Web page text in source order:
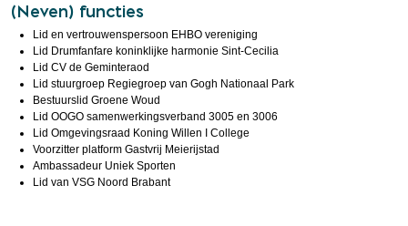
(Neven) functies
Lid en vertrouwenspersoon EHBO vereniging
Lid Drumfanfare koninklijke harmonie Sint-Cecilia
Lid CV de Geminteraod
Lid stuurgroep Regiegroep van Gogh Nationaal Park
Bestuurslid Groene Woud
Lid OOGO samenwerkingsverband 3005 en 3006
Lid Omgevingsraad Koning Willen I College
Voorzitter platform Gastvrij Meierijstad
Ambassadeur Uniek Sporten
Lid van VSG Noord Brabant